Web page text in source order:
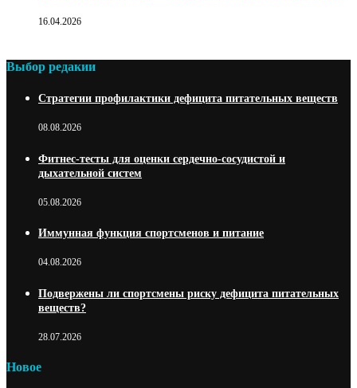
16.04.2026
Выбор редакии
Стратегии профилактики дефицита питательных веществ
08.08.2026
Фитнес-тесты для оценки сердечно-сосудистой и
дыхательной систем
05.08.2026
Иммунная функция спортсменов и питание
04.08.2026
Подвержены ли спортсмены риску дефицита питательных
веществ?
28.07.2026
Новое